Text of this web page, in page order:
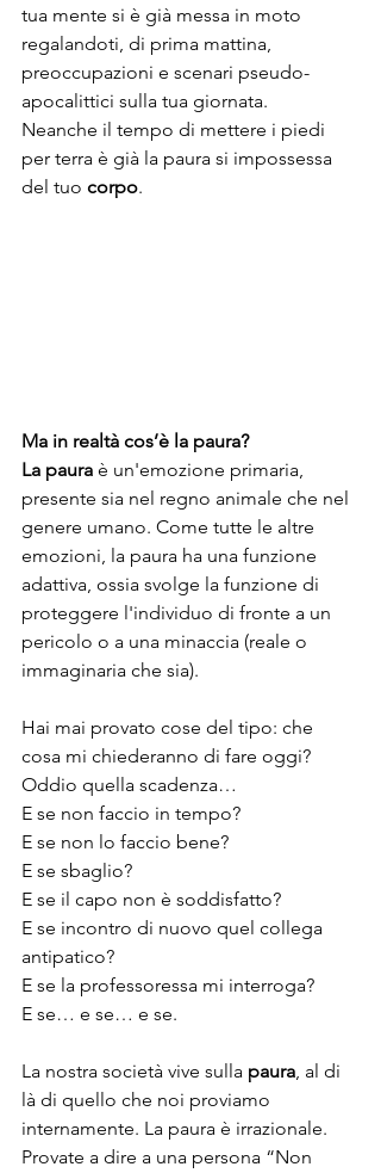
tua mente si è già messa in moto
regalandoti, di prima mattina,
preoccupazioni e scenari pseudo-
apocalittici sulla tua giornata.
Neanche il tempo di mettere i piedi
per terra è già la paura si impossessa
del tuo corpo.
Ma in realtà cos’è la paura?
La paura è un'emozione primaria,
presente sia nel regno animale che nel
genere umano. Come tutte le altre
emozioni, la paura ha una funzione
adattiva, ossia svolge la funzione di
proteggere l'individuo di fronte a un
pericolo o a una minaccia (reale o
immaginaria che sia).
Hai mai provato cose del tipo: che
cosa mi chiederanno di fare oggi?
Oddio quella scadenza…
E se non faccio in tempo?
E se non lo faccio bene?
E se sbaglio?
E se il capo non è soddisfatto?
E se incontro di nuovo quel collega
antipatico?
E se la professoressa mi interroga?
E se… e se… e se.
La nostra società vive sulla paura, al di
là di quello che noi proviamo
internamente. La paura è irrazionale.
Provate a dire a una persona “Non